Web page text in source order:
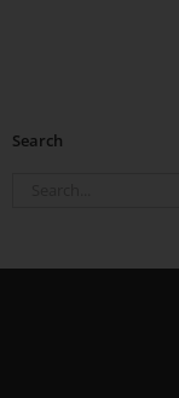
Search